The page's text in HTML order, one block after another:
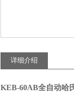
详细介绍
KEB-60AB全自动哈